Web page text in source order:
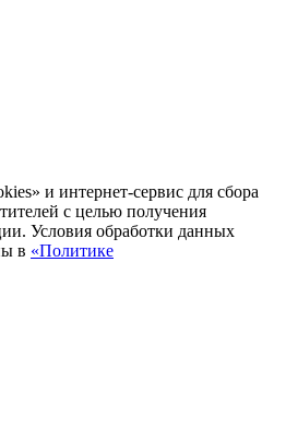
и интернет-сервис для сбора
с целью получения
Условия обработки данных
в «Политике